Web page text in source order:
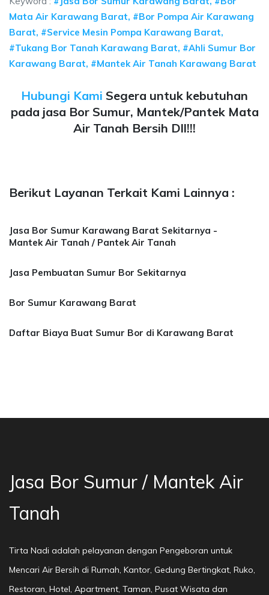
Mata Air Karawang Barat, #Bor Pompa Air Karawang
Barat, #Service Mesin Pompa Karawang Barat,
#Tukang Bor Tanah Karawang Barat, #Ahli Sumur Bor
Karawang Barat, #Mantek Air Tanah Karawang Barat
Hubungi Kami Segera untuk kebutuhan
pada jasa Bor Sumur, Mantek/Pantek Mata
Air Tanah Bersih Dll!!!
Berikut Layanan Terkait Kami Lainnya :
Jasa Bor Sumur Karawang Barat Sekitarnya -
Mantek Air Tanah / Pantek Air Tanah
Jasa Pembuatan Sumur Bor Sekitarnya
Bor Sumur Karawang Barat
Daftar Biaya Buat Sumur Bor di Karawang Barat
Jasa Bor Sumur / Mantek Air
Tanah
Tirta Nadi adalah pelayanan dengan Pengeboran untuk
Mencari Air Bersih di Rumah, Kantor, Gedung Bertingkat, Ruko,
Restoran, Hotel, Apartment, Taman, Pusat Wisata dan